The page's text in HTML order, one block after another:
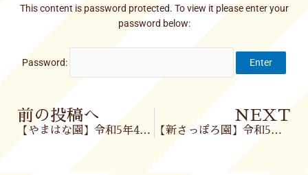
This content is password protected. To view it please enter your
password below:
Password:
Prev
前の投稿へ
【やまはな園】令和5年4月27日(木)
NEXT
【新さっぽろ園】令和5年4月27日(木)